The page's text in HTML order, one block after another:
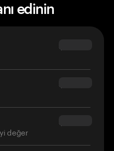
edinin
$69.90
$54.90
değer
$34.95